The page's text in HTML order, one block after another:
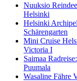
Nuuksio
Helsinki
Helsinki
Schärengarten
Mini Cruise
Victoria I
Saimaa
Puumala
Wasaline Fähre